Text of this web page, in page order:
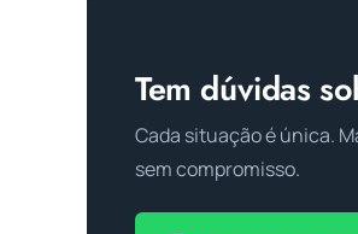
Tem dúvidas
Cada situação é única.
sem compromisso.